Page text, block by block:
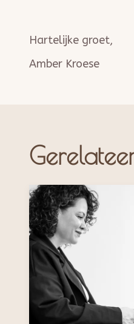
Hartelijke groet,
Amber Kroese